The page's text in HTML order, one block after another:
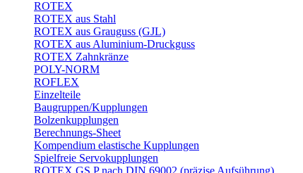
ROTEX
ROTEX aus Stahl
ROTEX aus Grauguss (GJL)
ROTEX aus Aluminium-Druckguss
ROTEX Zahnkränze
POLY-NORM
ROFLEX
Einzelteile
Baugruppen/Kupplungen
Bolzenkupplungen
Berechnungs-Sheet
Kompendium elastische Kupplungen
Spielfreie Servokupplungen
ROTEX GS P nach DIN 69002 (präzise Aufsührung)